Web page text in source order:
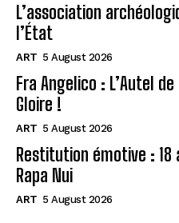
L’association
l’État
ART 5 August 2026
Fra Angelico : L’Autel
Gloire !
ART 5 August 2026
Restitution émotive :
Rapa Nui
ART 5 August 2026